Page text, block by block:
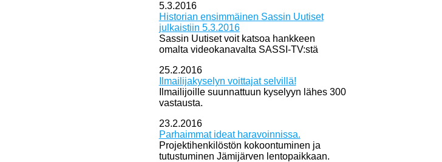
5.3.2016
Historian ensimmäinen Sassin Uutiset
julkaistiin 5.3.2016
Sassin Uutiset voit katsoa hankkeen
omalta videokanavalta SASSI-TV:stä
25.2.2016
Ilmailijakyselyn voittajat selvillä!
Ilmailijoille suunnattuun kyselyyn lähes 300
vastausta.
23.2.2016
Parhaimmat ideat haravoinnissa.
Projektihenkilöstön kokoontuminen ja
tutustuminen Jämijärven lentopaikkaan.